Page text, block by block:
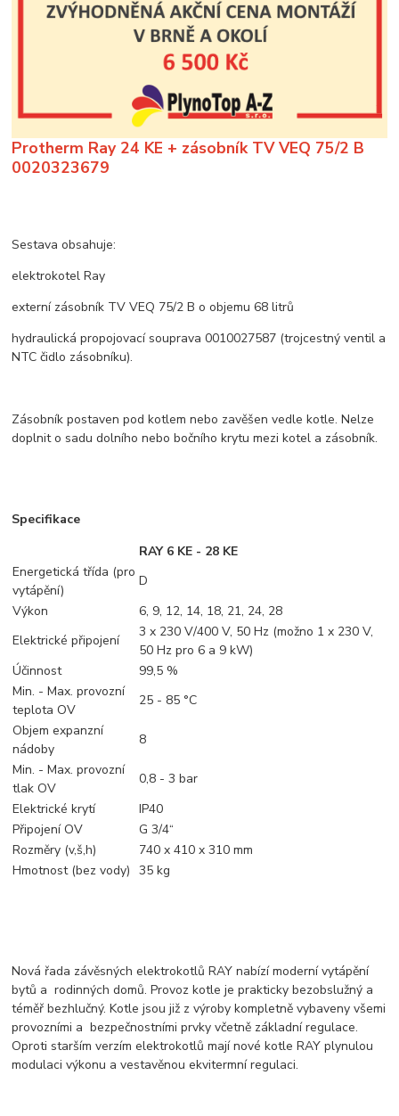
Protherm Ray 24 KE + zásobník TV VEQ 75/2 B
0020323679
Sestava obsahuje:
elektrokotel Ray
externí zásobník TV VEQ 75/2 B o objemu 68 litrů
hydraulická propojovací souprava 0010027587 (trojcestný ventil a
NTC čidlo zásobníku).
Zásobník postaven pod kotlem nebo zavěšen vedle kotle. Nelze
doplnit o sadu dolního nebo bočního krytu mezi kotel a zásobník.
Specifikace
RAY 6 KE - 28 KE
Energetická třída (pro
vytápění)
D
Výkon
6, 9, 12, 14, 18, 21, 24, 28
Elektrické připojení
3 x 230 V/400 V, 50 Hz (možno 1 x 230 V,
50 Hz pro 6 a 9 kW)
Účinnost
99,5 %
Min. - Max. provozní
teplota OV
25 - 85 °C
Objem expanzní
nádoby
8
Min. - Max. provozní
tlak OV
0,8 - 3 bar
Elektrické krytí
IP40
Připojení OV
G 3/4“
Rozměry (v,š,h)
740 x 410 x 310 mm
Hmotnost (bez vody) 35 kg
Nová řada závěsných elektrokotlů RAY nabízí moderní vytápění
bytů a rodinných domů. Provoz kotle je prakticky bezobslužný a
téměř bezhlučný. Kotle jsou již z výroby kompletně vybaveny všemi
provozními a bezpečnostními prvky včetně základní regulace.
Oproti starším verzím elektrokotlů mají nové kotle RAY plynulou
modulaci výkonu a vestavěnou ekvitermní regulaci.